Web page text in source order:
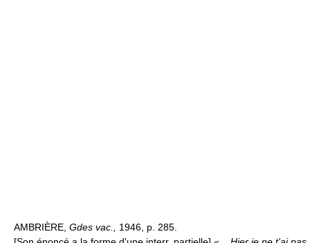
AMBRIÈRE, Gdes vac., 1946, p. 285.